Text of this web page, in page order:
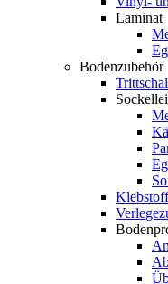
Laminat
Bodenzubehör